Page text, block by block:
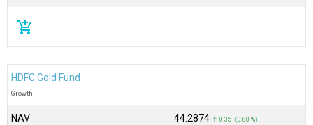
add_shopping_cart
HDFC Gold Fund
Growth
NAV ₹44.2874 ↑ 0.35 (0.80 %)